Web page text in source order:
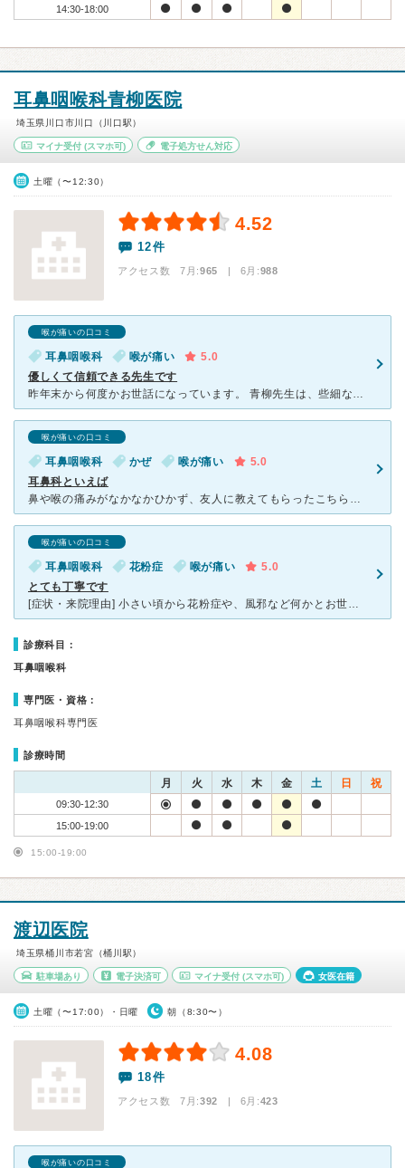
14:30-18:00
耳鼻咽喉科青柳医院
埼玉県川口市川口（川口駅）
マイナ受付 (スマホ可) 電子処方せん対応
土曜（〜12:30）
4.52
12件
アクセス数 7月:965 | 6月:988
喉が痛いの口コミ
耳鼻咽喉科 喉が痛い
5.0
優しくて信頼できる先生です
昨年末から何度かお世話になっています。 青柳先生は、些細なことでも親切丁寧に診察してくださるので、いつも安心できます。 （こちらの病院にお世話になる前に他の耳鼻科を受診しましたが、とても素っ気ない
喉が痛いの口コミ
耳鼻咽喉科 かぜ 喉が痛い
5.0
耳鼻科といえば
鼻や喉の痛みがなかなかひかず、友人に教えてもらったこちらに伺いました。とにかく先生が親切丁寧です。問診も丁寧ですし、診察も丁寧で、安心しておまかせすることができました。 薬の説明も先生自ら詳しくお話
喉が痛いの口コミ
耳鼻咽喉科 花粉症 喉が痛い
5.0
とても丁寧です
[症状・来院理由] 小さい頃から花粉症や、風邪など何かとお世話になっています [医師の診断・治療法] とにかく、いつでも診察が丁寧です。 先生はとても優しく、 どんな症状でも
診療科目：
耳鼻咽喉科
専門医・資格：
耳鼻咽喉科専門医
診療時間
月 火 水 木 金 土 日 祝
09:30-12:30
15:00-19:00
15:00-19:00
渡辺医院
埼玉県桶川市若宮（桶川駅）
駐車場あり 電子決済可 マイナ受付 (スマホ可) 女医在籍
土曜（〜17:00）・日曜 朝（8:30〜）
4.08
18件
アクセス数 7月:392 | 6月:423
喉が痛いの口コミ